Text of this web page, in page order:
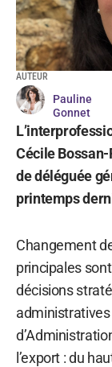
AUTEUR
Pauline
Gonnet
Cécile
de déléguée
printemps
Changement
principales
décisions
administratives
l’export : du